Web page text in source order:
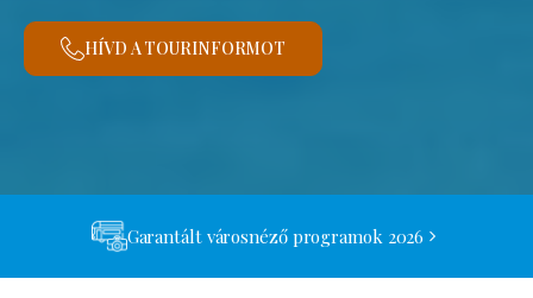
HÍVD A TOURINFORMOT
Garantált városnéző programok 2026